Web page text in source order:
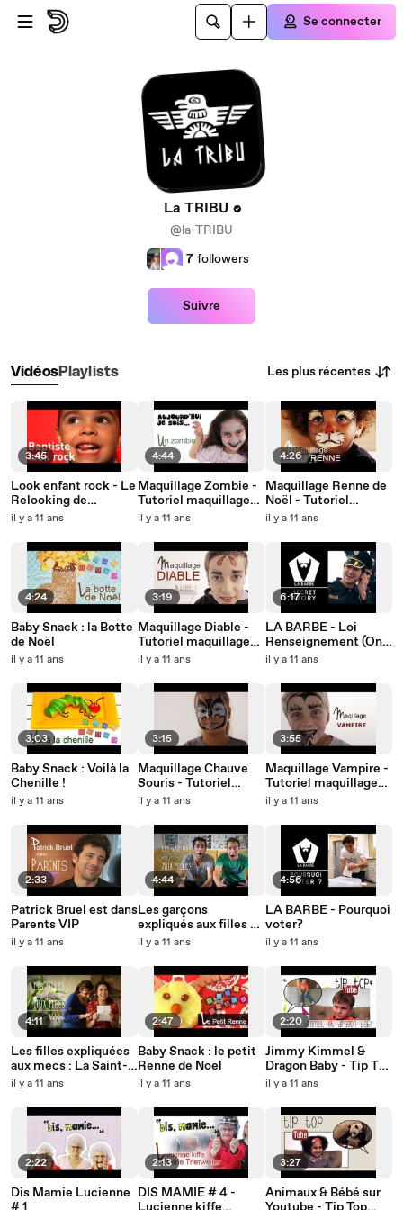
Passer au contenu principal
Se connecter
La TRIBU
@la-TRIBU
7 followers
Suivre
VidéosPlaylists Les plus récentes
3:45
Look enfant rock - Le
Relooking de
Baptiste
il y a 11 ans
4:24
Baby Snack : la Botte
de Noël
il y a 11 ans
3:03
Baby Snack : Voilà la
Chenille !
il y a 11 ans
2:33
Patrick Bruel est dans
Parents VIP
il y a 11 ans
4:11
Les filles expliquées
aux mecs : La Saint-
Valentin
il y a 11 ans
2:22
Dis Mamie Lucienne
4:44
Maquillage Zombie -
Tutoriel maquillage
enfant facile
il y a 11 ans
3:19
Maquillage Diable -
Tutoriel maquillage
enfant facile
il y a 11 ans
3:15
Maquillage Chauve
Souris - Tutoriel
maquillage enfant
il y a 11 ans
4:44
Les garçons
expliqués aux filles -
Le sexe
il y a 11 ans
2:47
Baby Snack : le petit
Renne de Noel
il y a 11 ans
2:13
DIS MAMIE # 4 -
4:26
Maquillage Renne de
Noël - Tutoriel
maquillage enfant
il y a 11 ans
6:17
LA BARBE - Loi
Renseignement (On
est surveillé !!!)
il y a 11 ans
3:55
Maquillage Vampire -
Tutoriel maquillage
enfant facile
il y a 11 ans
4:56
LA BARBE - Pourquoi
voter?
il y a 11 ans
2:20
Jimmy Kimmel &
Dragon Baby - Tip Top
Tube #4
il y a 11 ans
3:27
Animaux & Bébé sur